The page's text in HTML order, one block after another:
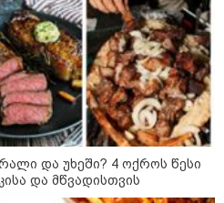
და საქართველოზე
სომეხი ბიჭი
/ 07-08-2026
ანომალიური
- ტრამპის
“UFO”- ს
მორიგი პაკეტი
22:30 / 07-08-2026
და უხეში? 4 ოქროს წესი
და მწვადისთვის